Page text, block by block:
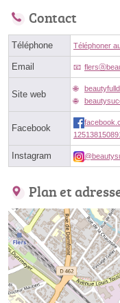
Contact
Téléphone Téléphoner
Email
Site web
Facebook
Instagram
Plan et